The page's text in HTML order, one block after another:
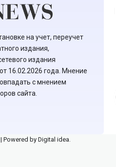
на учет, переучет
издания,
издания
16.02.2026 года. Мнение
с мнением
сайта.
Powered by Digital idea.